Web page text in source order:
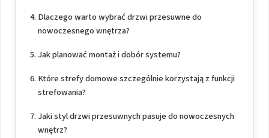
Dlaczego warto wybrać drzwi przesuwne do
nowoczesnego wnętrza?
Jak planować montaż i dobór systemu?
Które strefy domowe szczególnie korzystają z funkcji
strefowania?
Jaki styl drzwi przesuwnych pasuje do nowoczesnych
wnętrz?